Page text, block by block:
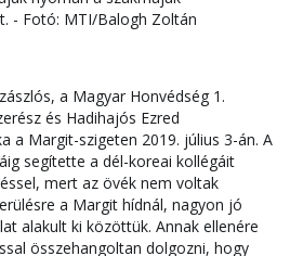
- Fotó: MTI/Balogh Zoltán
a Magyar Honvédség 1.
és Hadihajós Ezred
a Margit-szigeten 2019. július 3-án. A
segítette a dél-koreai kollégáit
mert az övék nem voltak
a Margit hídnál, nagyon jó
alakult ki közöttük. Annak ellenére
összehangoltan dolgozni, hogy